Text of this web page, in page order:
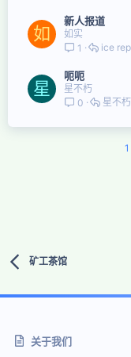
如
新人报道
如实
1
ice
星
呃呃
星不朽
0
星不朽
矿工茶馆
关于我们